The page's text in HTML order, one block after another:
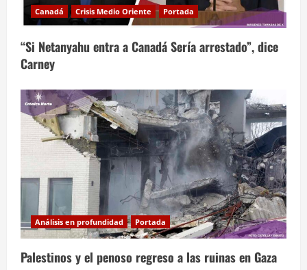
Canadá Crisis Medio Oriente Portada
“Si Netanyahu entra a Canadá Sería arrestado”, dice
Carney
Análisis en profundidad Portada
Palestinos y el penoso regreso a las ruinas en Gaza